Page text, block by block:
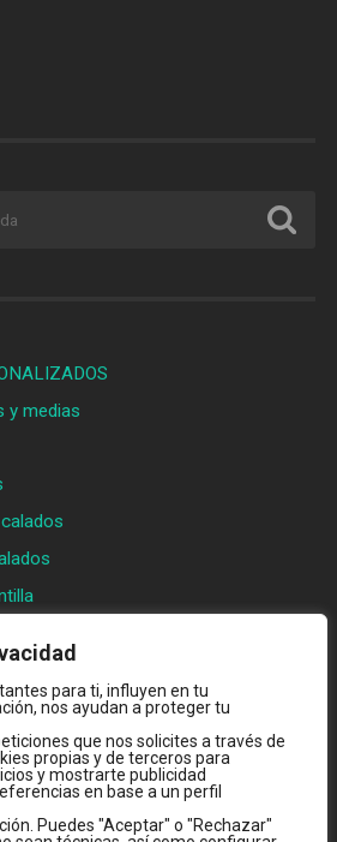
para ti, influyen en tu
nos ayudan a proteger tu
que nos solicites a través de
propias y de terceros para
y mostrarte publicidad
en base a un perfil
Puedes "Aceptar" o "Rechazar"
y medias